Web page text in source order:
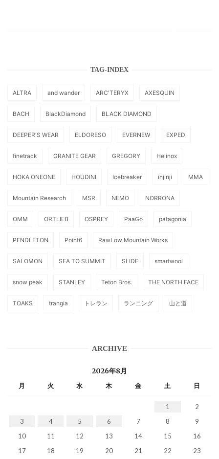
TAG-INDEX
ALTRA and wander ARC'TERYX AXESQUIN
BACH BlackDiamond BLACK DIAMOND
DEEPER'S WEAR ELDORESO EVERNEW EXPED
finetrack GRANITE GEAR GREGORY Helinox
HOKA ONEONE HOUDINI Icebreaker injinji MMA
Mountain Research MSR NEMO NORRONA
OMM ORTLIEB OSPREY PaaGo patagonia
PENDLETON Point6 RawLow Mountain Works
SALOMON SEA TO SUMMIT SLIDE smartwool
snow peak STANLEY Teton Bros. THE NORTH FACE
TOAKS trangia トレラン ランニング 山と道
ARCHIVE
2026年8月
月 火 水 木 金 土 日
1
2
3
4 5 6 7 8
9
10
11 12 13 14 15
16
17
18 19 20 21 22 23